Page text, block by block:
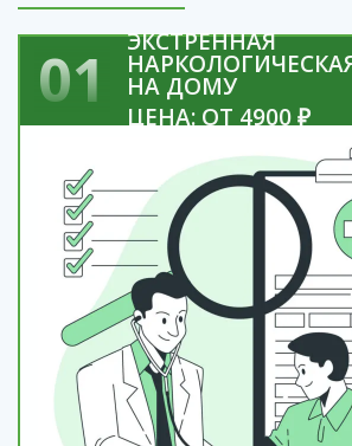
01 ЭКСТРЕННАЯ
НА ДОМУ
ЦЕНА: ОТ 4900 ₽